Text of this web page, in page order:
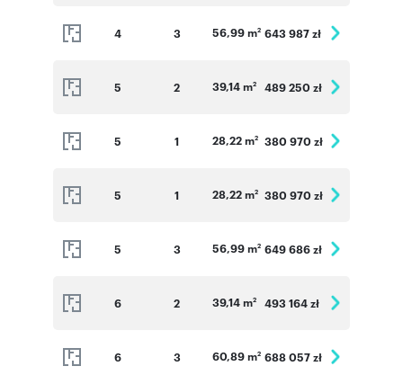
4 3 56,99 m2 643 987 zł
5 2 39,14 m2 489 250 zł
5 1 28,22 m2 380 970 zł
5 1 28,22 m2 380 970 zł
5 3 56,99 m2 649 686 zł
6 2 39,14 m2 493 164 zł
6 3 60,89 m2 688 057 zł